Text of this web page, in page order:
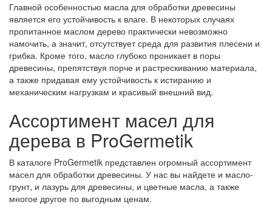
Главной особенностью масла для обработки древесины
является его устойчивость к влаге. В некоторых случаях
пропитанное маслом дерево практически невозможно
намочить, а значит, отсутствует среда для развития плесени и
грибка. Кроме того, масло глубоко проникает в поры
древесины, препятствуя порче и растрескиванию материала,
а также придавая ему устойчивость к истиранию и
механическим нагрузкам и красивый внешний вид.
Ассортимент масел для
дерева в ProGermetik
В каталоге ProGermetik представлен огромный ассортимент
масел для обработки древесины. У нас вы найдете и масло-
грунт, и лазурь для древесины, и цветные масла, а также
многое другое по выгодным ценам.